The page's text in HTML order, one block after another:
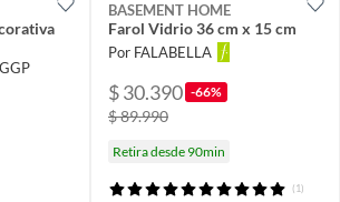
BASEMENT HOME
Farol Vidrio 36 cm x 15 cm
Por FALABELLA
$ 30.390 -66%
$ 89.990
Retira desde 90min
(1)